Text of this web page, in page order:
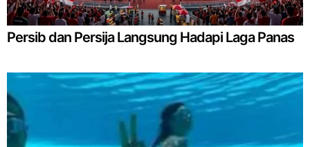
Persib dan Persija Langsung Hadapi Laga Panas